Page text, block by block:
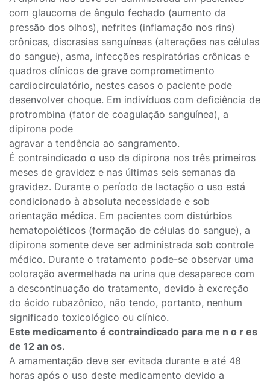
com glaucoma de ângulo fechado (aumento da
pressão dos olhos), nefrites (inflamação nos rins)
crônicas, discrasias sanguíneas (alterações nas células
do sangue), asma, infecções respiratórias crônicas e
quadros clínicos de grave comprometimento
cardiocirculatório, nestes casos o paciente pode
desenvolver choque. Em indivíduos com deficiência de
protrombina (fator de coagulação sanguínea), a
dipirona pode
agravar a tendência ao sangramento.
É contraindicado o uso da dipirona nos três primeiros
meses de gravidez e nas últimas seis semanas da
gravidez. Durante o período de lactação o uso está
condicionado à absoluta necessidade e sob
orientação médica. Em pacientes com distúrbios
hematopoiéticos (formação de células do sangue), a
dipirona somente deve ser administrada sob controle
médico. Durante o tratamento pode-se observar uma
coloração avermelhada na urina que desaparece com
a descontinuação do tratamento, devido à excreção
do ácido rubazônico, não tendo, portanto, nenhum
significado toxicológico ou clínico.
Este medicamento é contraindicado para me n o r es
de 12 an os.
A amamentação deve ser evitada durante e até 48
horas após o uso deste medicamento devido a